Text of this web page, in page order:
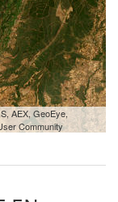
AEX, GeoEye,
Community